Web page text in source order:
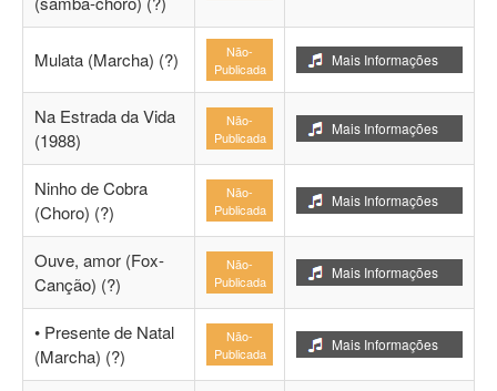
Mulata (Marcha) (?)
Não-
Publicada
Mais Informações
Na Estrada da Vida
(1988)
Não-
Publicada
Mais Informações
Ninho de Cobra
(Choro) (?)
Não-
Publicada
Mais Informações
Ouve, amor (Fox-
Canção) (?)
Não-
Publicada
Mais Informações
• Presente de Natal
(Marcha) (?)
Não-
Publicada
Mais Informações